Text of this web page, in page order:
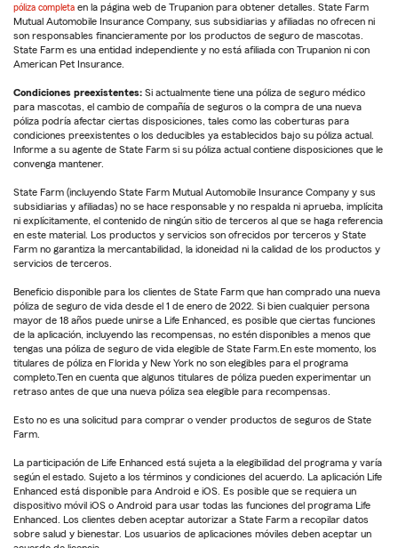
póliza completa en la página web de Trupanion para obtener detalles. State Farm
Mutual Automobile Insurance Company, sus subsidiarias y afiliadas no ofrecen ni
son responsables financieramente por los productos de seguro de mascotas.
State Farm es una entidad independiente y no está afiliada con Trupanion ni con
American Pet Insurance.
Condiciones preexistentes: Si actualmente tiene una póliza de seguro médico
para mascotas, el cambio de compañía de seguros o la compra de una nueva
póliza podría afectar ciertas disposiciones, tales como las coberturas para
condiciones preexistentes o los deducibles ya establecidos bajo su póliza actual.
Informe a su agente de State Farm si su póliza actual contiene disposiciones que le
convenga mantener.
State Farm (incluyendo State Farm Mutual Automobile Insurance Company y sus
subsidiarias y afiliadas) no se hace responsable y no respalda ni aprueba, implícita
ni explícitamente, el contenido de ningún sitio de terceros al que se haga referencia
en este material. Los productos y servicios son ofrecidos por terceros y State
Farm no garantiza la mercantabilidad, la idoneidad ni la calidad de los productos y
servicios de terceros.
Beneficio disponible para los clientes de State Farm que han comprado una nueva
póliza de seguro de vida desde el 1 de enero de 2022. Si bien cualquier persona
mayor de 18 años puede unirse a Life Enhanced, es posible que ciertas funciones
de la aplicación, incluyendo las recompensas, no estén disponibles a menos que
tengas una póliza de seguro de vida elegible de State Farm.En este momento, los
titulares de póliza en Florida y New York no son elegibles para el programa
completo.Ten en cuenta que algunos titulares de póliza pueden experimentar un
retraso antes de que una nueva póliza sea elegible para recompensas.
Esto no es una solicitud para comprar o vender productos de seguros de State
Farm.
La participación de Life Enhanced está sujeta a la elegibilidad del programa y varía
según el estado. Sujeto a los términos y condiciones del acuerdo. La aplicación Life
Enhanced está disponible para Android e iOS. Es posible que se requiera un
dispositivo móvil iOS o Android para usar todas las funciones del programa Life
Enhanced. Los clientes deben aceptar autorizar a State Farm a recopilar datos
sobre salud y bienestar. Los usuarios de aplicaciones móviles deben aceptar un